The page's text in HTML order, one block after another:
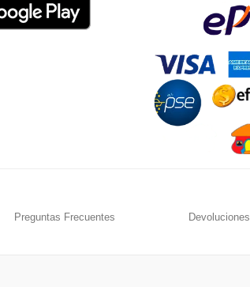
Preguntas Frecuentes Devoluciones